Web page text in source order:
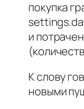
покупка
и
К слову
новыми